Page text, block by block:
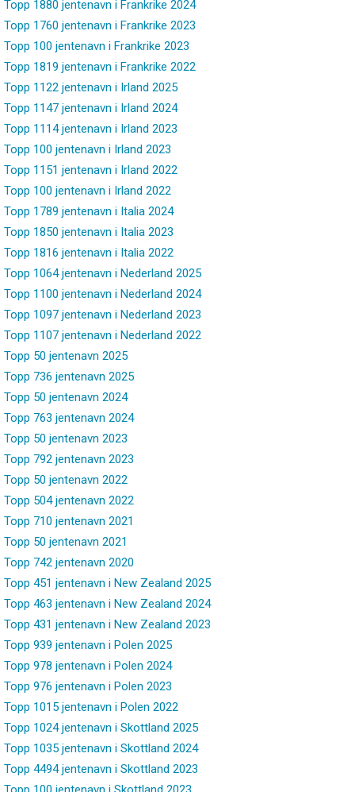
Topp 1880 jentenavn i Frankrike 2024
Topp 1760 jentenavn i Frankrike 2023
Topp 100 jentenavn i Frankrike 2023
Topp 1819 jentenavn i Frankrike 2022
Topp 1122 jentenavn i Irland 2025
Topp 1147 jentenavn i Irland 2024
Topp 1114 jentenavn i Irland 2023
Topp 100 jentenavn i Irland 2023
Topp 1151 jentenavn i Irland 2022
Topp 100 jentenavn i Irland 2022
Topp 1789 jentenavn i Italia 2024
Topp 1850 jentenavn i Italia 2023
Topp 1816 jentenavn i Italia 2022
Topp 1064 jentenavn i Nederland 2025
Topp 1100 jentenavn i Nederland 2024
Topp 1097 jentenavn i Nederland 2023
Topp 1107 jentenavn i Nederland 2022
Topp 50 jentenavn 2025
Topp 736 jentenavn 2025
Topp 50 jentenavn 2024
Topp 763 jentenavn 2024
Topp 50 jentenavn 2023
Topp 792 jentenavn 2023
Topp 50 jentenavn 2022
Topp 504 jentenavn 2022
Topp 710 jentenavn 2021
Topp 50 jentenavn 2021
Topp 742 jentenavn 2020
Topp 451 jentenavn i New Zealand 2025
Topp 463 jentenavn i New Zealand 2024
Topp 431 jentenavn i New Zealand 2023
Topp 939 jentenavn i Polen 2025
Topp 978 jentenavn i Polen 2024
Topp 976 jentenavn i Polen 2023
Topp 1015 jentenavn i Polen 2022
Topp 1024 jentenavn i Skottland 2025
Topp 1035 jentenavn i Skottland 2024
Topp 4494 jentenavn i Skottland 2023